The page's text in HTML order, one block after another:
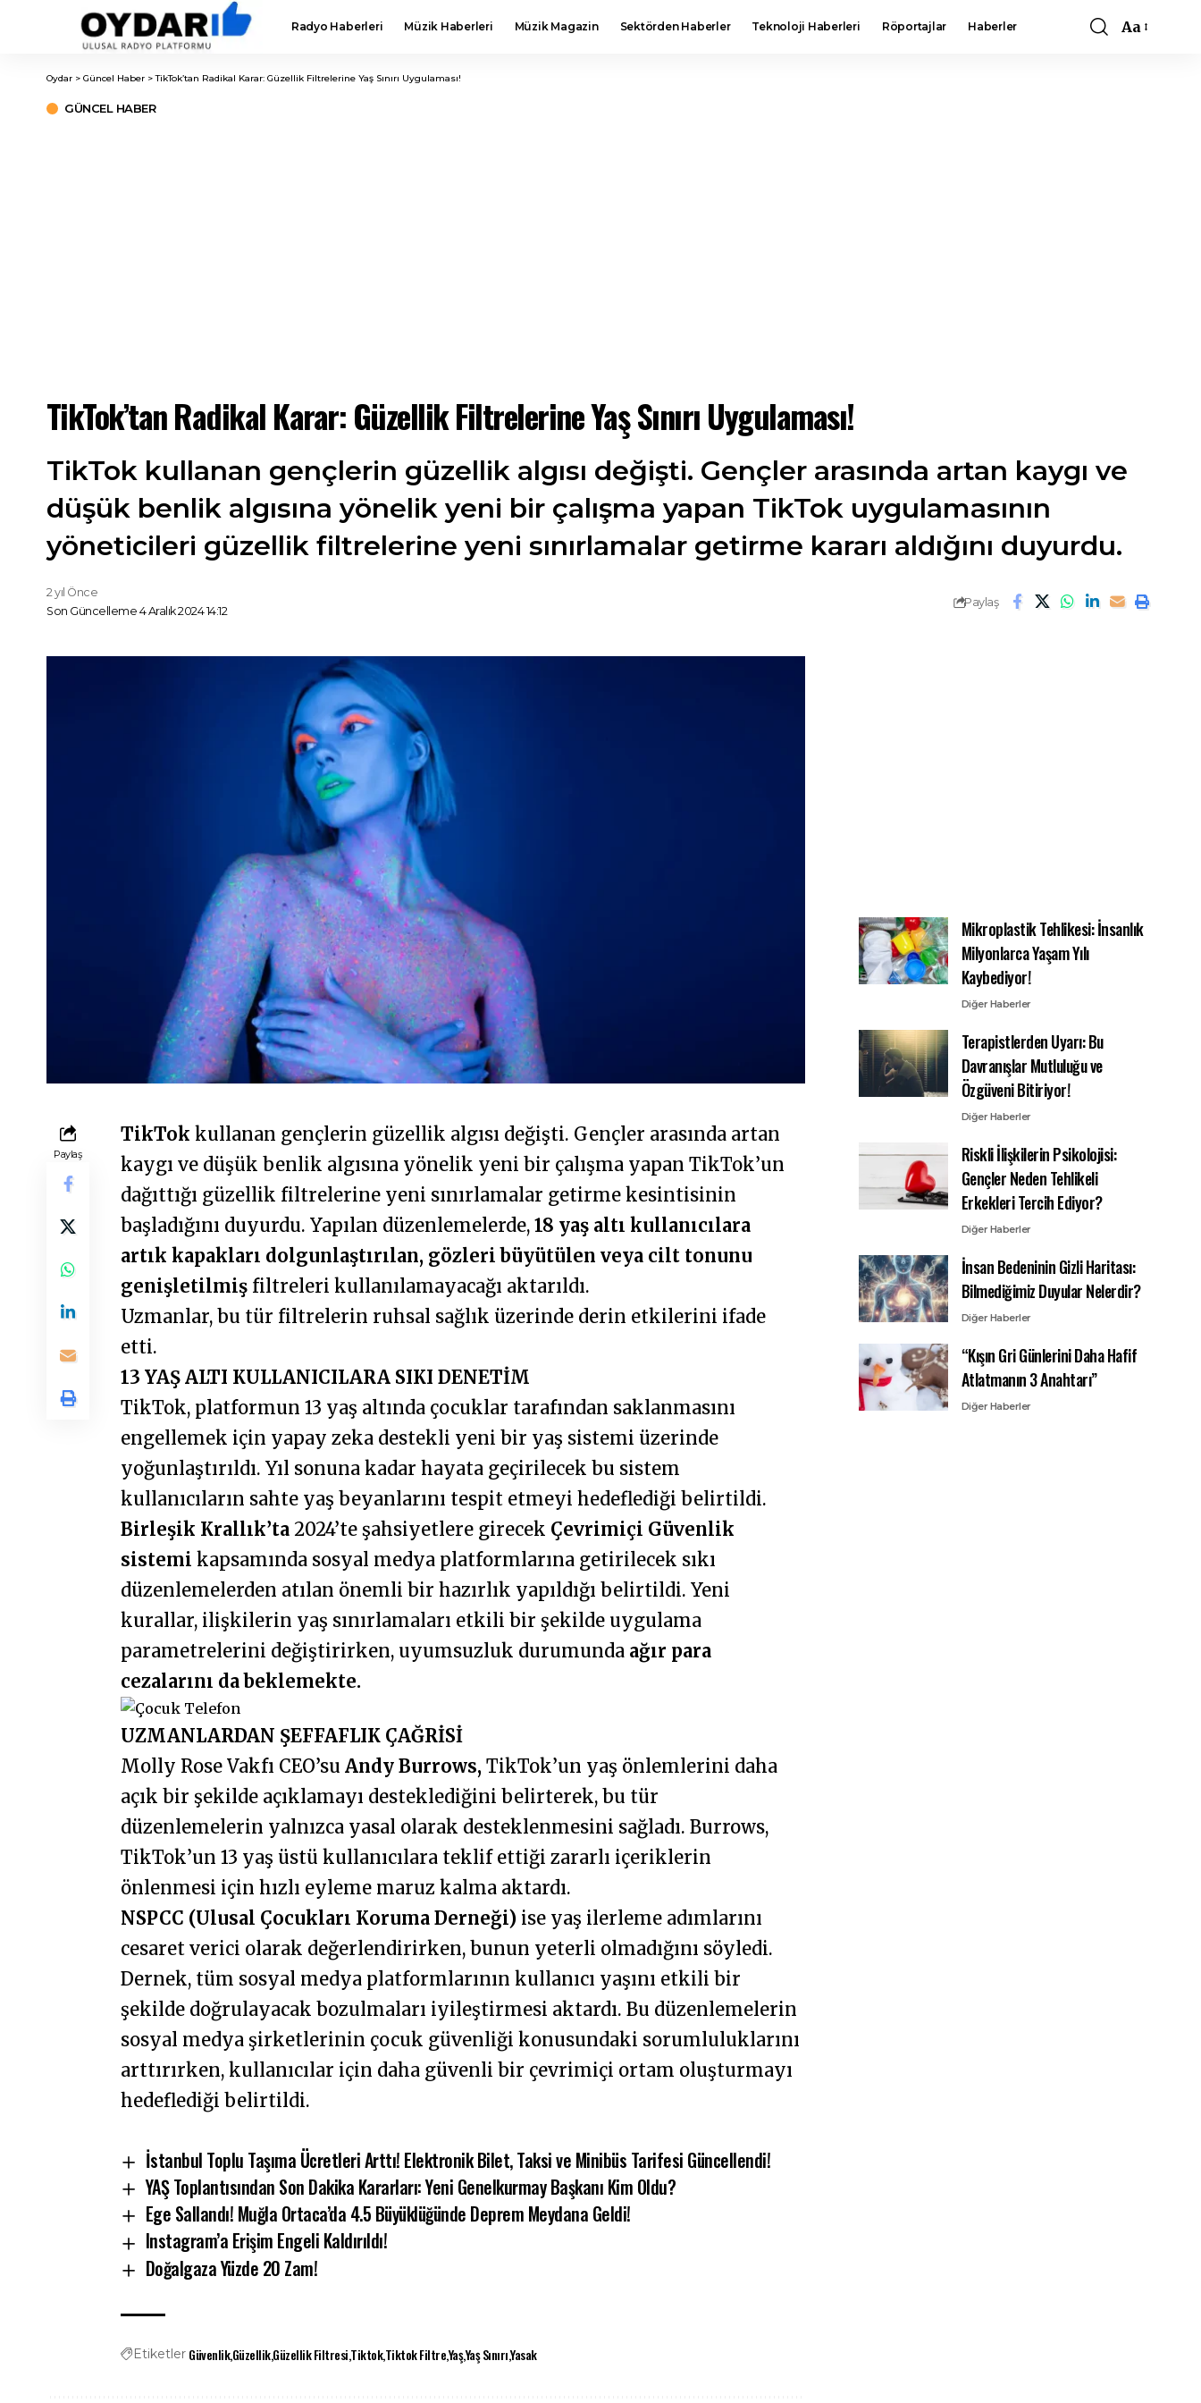
Radyo Haberleri Müzik Haberleri Müzik Magazin Sektörden Haberler Teknoloji Haberleri Röportajlar Haberler
Font
Aa
Oydar > Güncel Haber >TikTok’tan Radikal Karar: Güzellik Filtrelerine Yaş Sınırı Uygulaması!
GÜNCEL HABER
TikTok’tan Radikal Karar: Güzellik Filtrelerine Yaş Sınırı Uygulaması!
TikTok kullanan gençlerin güzellik algısı değişti. Gençler arasında artan kaygı ve
düşük benlik algısına yönelik yeni bir çalışma yapan TikTok uygulamasının
yöneticileri güzellik filtrelerine yeni sınırlamalar getirme kararı aldığını duyurdu.
Son Güncelleme 4 Aralık 2024 14:12
2 yıl Önce
Paylaş
Paylaş
TikTok kullanan gençlerin güzellik algısı değişti. Gençler arasında artan
kaygı ve düşük benlik algısına yönelik yeni bir çalışma yapan TikTok’un
dağıttığı güzellik filtrelerine yeni sınırlamalar getirme kesintisinin
başladığını duyurdu. Yapılan düzenlemelerde,18 yaş altı kullanıcılara
artık kapakları dolgunlaştırılan, gözleri büyütülen veya cilt tonunu
genişletilmiş filtreleri kullanılamayacağı aktarıldı.
Uzmanlar, bu tür filtrelerin ruhsal sağlık üzerinde derin etkilerini ifade
etti.
13 YAŞ ALTI KULLANICILARA SIKI DENETİM
TikTok, platformun 13 yaş altında çocuklar tarafından saklanmasını
engellemek için yapay zeka destekli yeni bir yaş sistemi üzerinde
yoğunlaştırıldı. Yıl sonuna kadar hayata geçirilecek bu sistem
kullanıcıların sahte yaş beyanlarını tespit etmeyi hedeflediği belirtildi.
Birleşik Krallık’ta 2024’te şahsiyetlere girecek Çevrimiçi Güvenlik
sistemi kapsamında sosyal medya platformlarına getirilecek sıkı
düzenlemelerden atılan önemli bir hazırlık yapıldığı belirtildi. Yeni
kurallar, ilişkilerin yaş sınırlamaları etkili bir şekilde uygulama
parametrelerini değiştirirken, uyumsuzluk durumunda ağır para
cezalarını da beklemekte.
UZMANLARDAN ŞEFFAFLIK ÇAĞRİSİ
Molly Rose Vakfı CEO’suAndy Burrows, TikTok’un yaş önlemlerini daha
açık bir şekilde açıklamayı desteklediğini belirterek, bu tür
düzenlemelerin yalnızca yasal olarak desteklenmesini sağladı. Burrows,
TikTok’un 13 yaş üstü kullanıcılara teklif ettiği zararlı içeriklerin
önlenmesi için hızlı eyleme maruz kalma aktardı.
NSPCC (Ulusal Çocukları Koruma Derneği) ise yaş ilerleme adımlarını
cesaret verici olarak değerlendirirken, bunun yeterli olmadığını söyledi.
Dernek, tüm sosyal medya platformlarının kullanıcı yaşını etkili bir
şekilde doğrulayacak bozulmaları iyileştirmesi aktardı. Bu düzenlemelerin
sosyal medya şirketlerinin çocuk güvenliği konusundaki sorumluluklarını
arttırırken, kullanıcılar için daha güvenli bir çevrimiçi ortam oluşturmayı
hedeflediği belirtildi.
İstanbul Toplu Taşıma Ücretleri Arttı! Elektronik Bilet, Taksi ve Minibüs Tarifesi Güncellendi!
YAŞ Toplantısından Son Dakika Kararları: Yeni Genelkurmay Başkanı Kim Oldu?
Ege Sallandı! Muğla Ortaca’da 4.5 Büyüklüğünde Deprem Meydana Geldi!
Instagram’a Erişim Engeli Kaldırıldı!
Doğalgaza Yüzde 20 Zam!
Etiketler GüvenlikGüzellikGüzellik FiltresiTiktokTiktok FiltreYaşYaş SınırıYasak
Mikroplastik Tehlikesi: İnsanlık
Milyonlarca Yaşam Yılı
Kaybediyor!
Diğer Haberler
Terapistlerden Uyarı: Bu
Davranışlar Mutluluğu ve
Özgüveni Bitiriyor!
Diğer Haberler
Riskli İlişkilerin Psikolojisi:
Gençler Neden Tehlikeli
Erkekleri Tercih Ediyor?
Diğer Haberler
İnsan Bedeninin Gizli Haritası:
Bilmediğimiz Duyular Nelerdir?
Diğer Haberler
“Kışın Gri Günlerini Daha Hafif
Atlatmanın 3 Anahtarı”
Diğer Haberler